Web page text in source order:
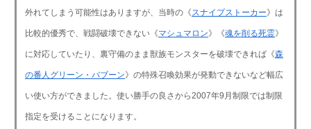
外れてしまう可能性はありますが、当時の《スナイプストーカー》は
比較的優秀で、戦闘破壊できない《マシュマロン》《魂を削る死霊》
に対応していたり、裏守備のまま獣族モンスターを破壊できれば《森
の番人グリーン・バブーン》の特殊召喚効果が発動できないなど幅広
い使い方ができました。使い勝手の良さから2007年9月制限では制限
指定を受けることになります。